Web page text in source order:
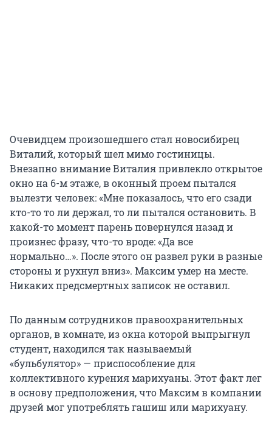
Очевидцем произошедшего стал новосибирец
Виталий, который шел мимо гостиницы.
Внезапно внимание Виталия привлекло открытое
окно на 6-м этаже, в оконный проем пытался
вылезти человек: «Мне показалось, что его сзади
кто-то то ли держал, то ли пытался остановить. В
какой-то момент парень повернулся назад и
произнес фразу, что-то вроде: «Да все
нормально…». После этого он развел руки в разные
стороны и рухнул вниз». Максим умер на месте.
Никаких предсмертных записок не оставил.
По данным сотрудников правоохранительных
органов, в комнате, из окна которой выпрыгнул
студент, находился так называемый
«бульбулятор» — приспособление для
коллективного курения марихуаны. Этот факт лег
в основу предположения, что Максим в компании
друзей мог употреблять гашиш или марихуану.